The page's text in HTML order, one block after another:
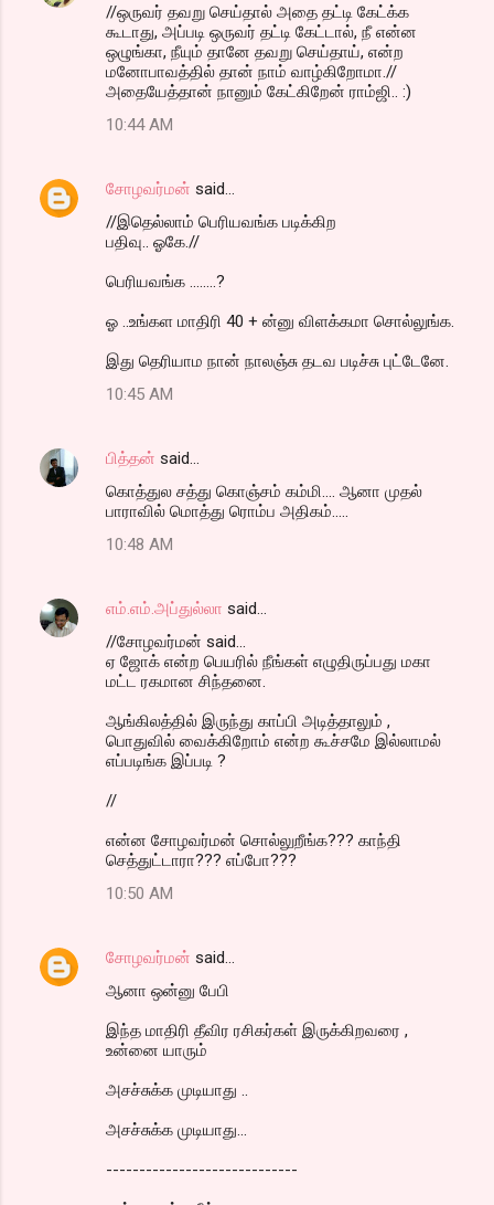
//ஒருவர் தவறு செய்தால் அதை தட்டி கேட்க்க
கூடாது, அப்படி ஒருவர் தட்டி கேட்டால், நீ என்ன
ஒழுங்கா, நீயும் தானே தவறு செய்தாய், என்ற
மனோபாவத்தில் தான் நாம் வாழ்கிறோமா.//
அதையேத்தான் நானும் கேட்கிறேன் ராம்ஜி.. :)
10:44 AM
சோழவர்மன் said…
//இதெல்லாம் பெரியவங்க படிக்கிற
பதிவு.. ஓகே.//
பெரியவங்க ........?
ஓ ..உங்கள மாதிரி 40 + ன்னு விளக்கமா சொல்லுங்க.
இது தெரியாம நான் நாலஞ்சு தடவ படிச்சு புட்டேனே.
10:45 AM
பித்தன் said…
கொத்துல சத்து கொஞ்சம் கம்மி.... ஆனா முதல்
பாராவில் மொத்து ரொம்ப அதிகம்.....
10:48 AM
எம்.எம்.அப்துல்லா said…
//சோழவர்மன் said...
ஏ ஜோக் என்ற பெயரில் நீங்கள் எழுதிருப்பது மகா
மட்ட ரகமான சிந்தனை.
ஆங்கிலத்தில் இருந்து காப்பி அடித்தாலும் ,
பொதுவில் வைக்கிறோம் என்ற கூச்சமே இல்லாமல்
எப்படிங்க இப்படி ?
//
என்ன சோழவர்மன் சொல்லுறீங்க??? காந்தி
செத்துட்டாரா??? எப்போ???
10:50 AM
சோழவர்மன் said…
ஆனா ஒன்னு பேபி
இந்த மாதிரி தீவிர ரசிகர்கள் இருக்கிறவரை ,
உன்னை யாரும்
அசச்சுக்க முடியாது ..
அசச்சுக்க முடியாது...
-----------------------------